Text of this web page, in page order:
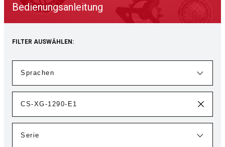
Bedienungsanleitung
FILTER AUSWÄHLEN: